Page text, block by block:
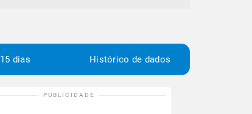
15 dias Histórico de dados